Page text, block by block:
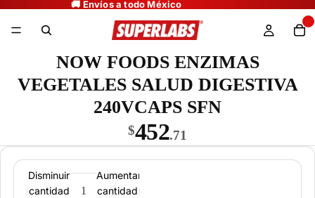
NOW FOODS ENZIMAS
VEGETALES SALUD DIGESTIVA
240VCAPS SFN
$452.71
Disminuir
cantidad
Aumentar
cantidad